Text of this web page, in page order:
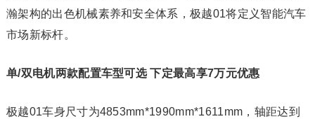
瀚架构的出色机械素养和安全体系，极越01将定义智能汽车
市场新标杆。
单/双电机两款配置车型可选 下定最高享7万元优惠
极越01车身尺寸为4853mm*1990mm*1611mm，轴距达到